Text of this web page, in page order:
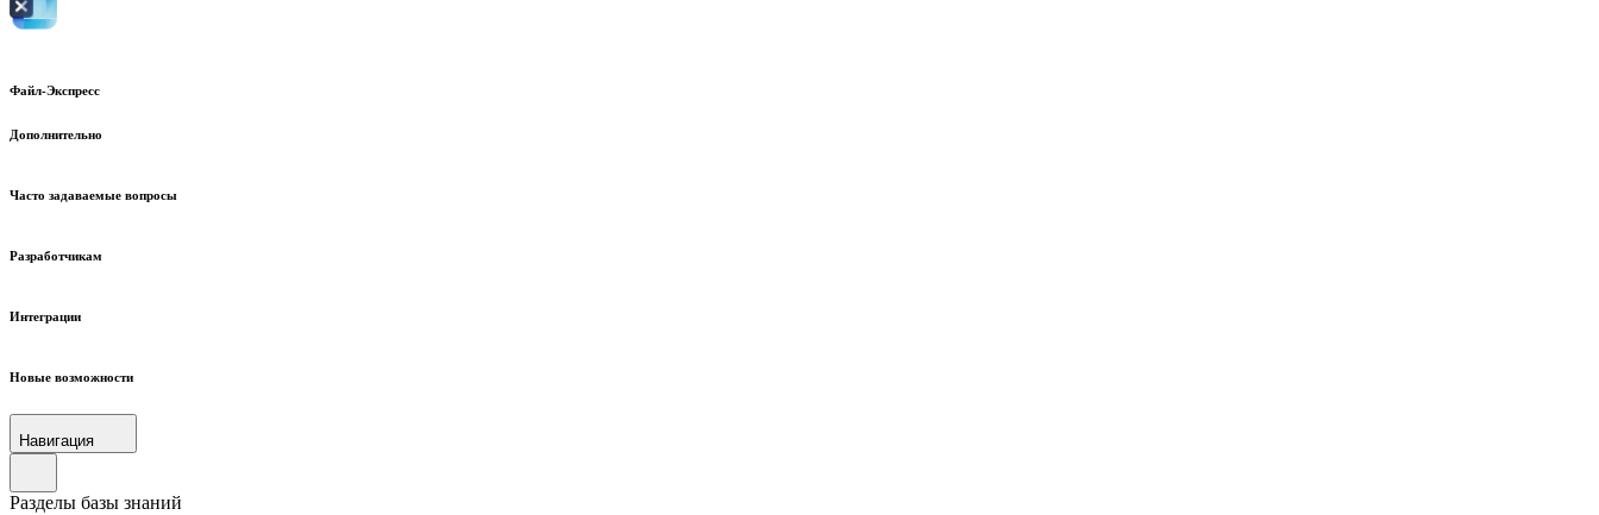
Файл-Экспресс
Дополнительно
Часто задаваемые вопросы
Разработчикам
Интеграции
Новые возможности
Навигация
Разделы базы знаний